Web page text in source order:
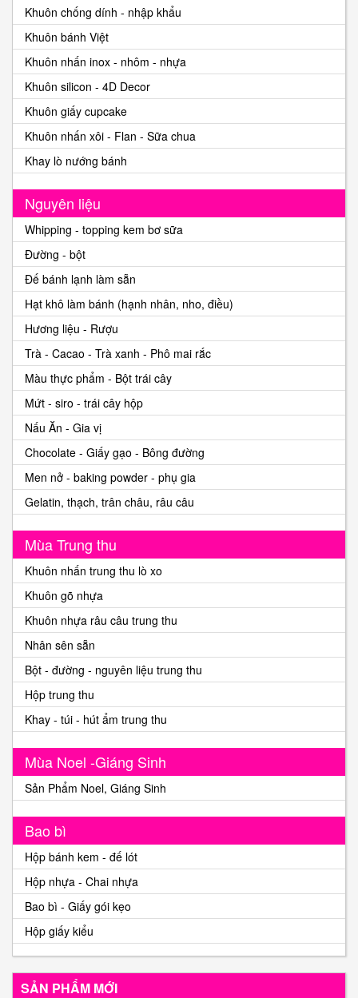
Khuôn chống dính - nhập khẩu
Khuôn bánh Việt
Khuôn nhấn inox - nhôm - nhựa
Khuôn silicon - 4D Decor
Khuôn giấy cupcake
Khuôn nhấn xôi - Flan - Sữa chua
Khay lò nướng bánh
Nguyên liệu
Whipping - topping kem bơ sữa
Đường - bột
Đế bánh lạnh làm sẵn
Hạt khô làm bánh (hạnh nhân, nho, điều)
Hương liệu - Rượu
Trà - Cacao - Trà xanh - Phô mai rắc
Màu thực phẩm - Bột trái cây
Mứt - siro - trái cây hộp
Nấu Ăn - Gia vị
Chocolate - Giấy gạo - Bông đường
Men nở - baking powder - phụ gia
Gelatin, thạch, trân châu, râu câu
Mùa Trung thu
Khuôn nhấn trung thu lò xo
Khuôn gõ nhựa
Khuôn nhựa râu câu trung thu
Nhân sên sẵn
Bột - đường - nguyên liệu trung thu
Hộp trung thu
Khay - túi - hút ẩm trung thu
Mùa Noel -Giáng Sinh
Sản Phẩm Noel, Giáng Sinh
Bao bì
Hộp bánh kem - đế lót
Hộp nhựa - Chai nhựa
Bao bì - Giấy gói kẹo
Hộp giấy kiểu
SẢN PHẨM MỚI